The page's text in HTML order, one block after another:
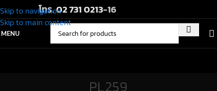
Skip to navigation
Skip to main content
โทร.02 731 0213-16
MENU
PL259